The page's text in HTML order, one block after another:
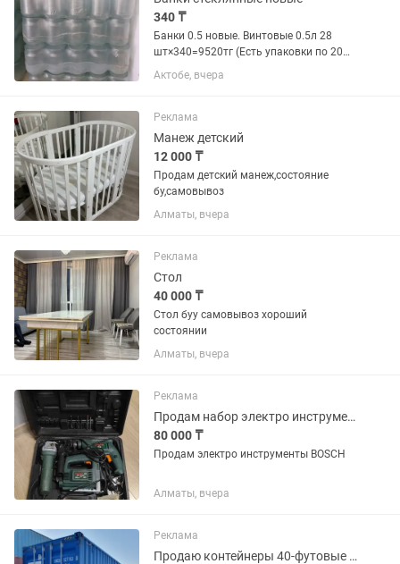
340 ₸
Банки 0.5 новые. Винтовые 0.5л 28
шт×340=9520тг (Есть упаковки по 20
шт×340=6800 тг) 1л.простые и 1
л.винтовые – 12 шт.× 490 тг = 5 880 тг.
Есть бу банки, дешевле...
Актобе, вчера
Реклама
Манеж детский
12 000 ₸
Продам детский манеж,состояние
бу,самовывоз
Алматы, вчера
Реклама
Стол
40 000 ₸
Стол буу самовывоз хороший
состоянии
Алматы, вчера
Реклама
Продам набор электро инструментов BOSCH оригинал. Бу в отличном состоянии
80 000 ₸
Продам электро инструменты BOSCH
Алматы, вчера
Реклама
Продаю контейнеры 40-футовые морские в Караганде, Астане, Усть-Каменогорске